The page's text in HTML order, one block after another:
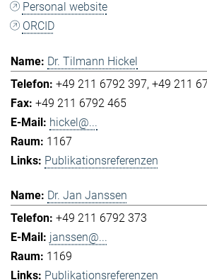
Personal website
ORCID
Dr. Tilmann Hickel
+49 211 6792 397 +49 211
+49 211 6792 465
hickel@...
1167
Publikationsreferenzen
Dr. Jan Janssen
+49 211 6792 373
janssen@...
1169
Publikationsreferenzen